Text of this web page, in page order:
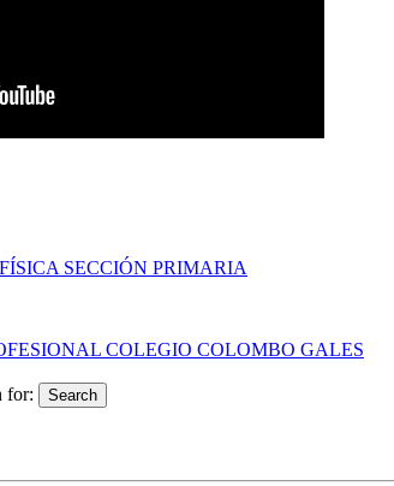
SECCIÓN PRIMARIA
COLEGIO COLOMBO GALES
for:
Search